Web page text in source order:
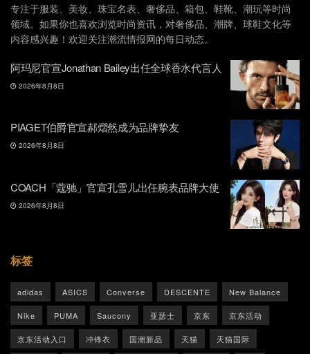
专注于服装、美妆、珠宝名表、奢侈品、箱包、鞋靴、潮玩等时尚
领域。如果你也喜欢浏览时尚资讯，对奢侈品、潮牌、球鞋文化等
内容感兴趣！欢迎关注潮流情报网的每日动态。
阿玛尼官宣Jonathan Bailey出任全球香水代言人
2026年8月8日
PIAGET伯爵官宣郝熠然成为品牌挚友
2026年8月8日
COACH「蔻驰」官宣孔雪儿出任腕表品牌大使
2026年8月8日
标签
adidas ASICS Converse DESCENTE New Balance
Nike PUMA Saucony 亚瑟士 京东 京东活动
京东活动入口 冲锋衣 国潮新品 天猫 天猫国际